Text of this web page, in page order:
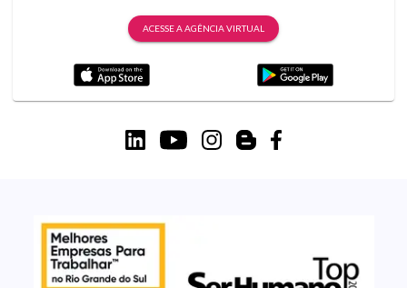
ACESSE A AGÊNCIA VIRTUAL